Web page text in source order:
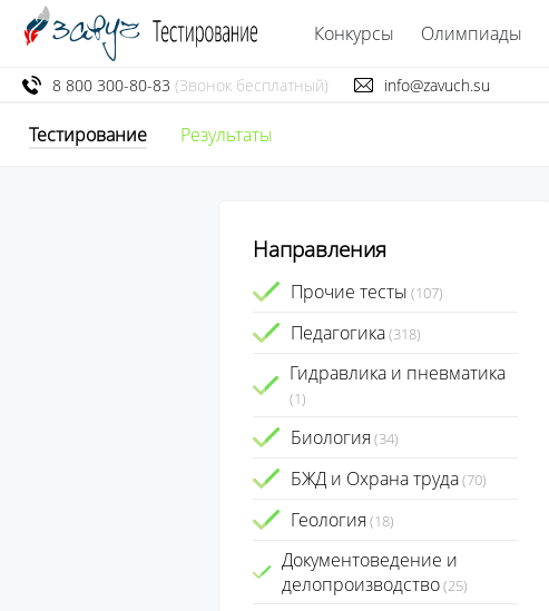
Конкурсы Олимпиады
8 800 300-80-83 (Звонок бесплатный) info@zavuch.su
Тестирование Результаты
Направления
Прочие тесты (107)
Педагогика(318)
Гидравлика и пневматика
(1)
Биология (34)
БЖД и Охрана труда(70)
Геология (18)
Документоведение и
делопроизводство(25)